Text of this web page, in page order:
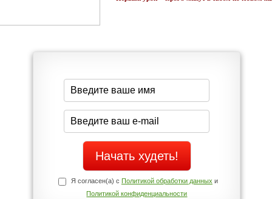
Еще рецепты
Проверь себя
середине дня?
Телефоны службы поддержки
+7 (909) 421-77-27